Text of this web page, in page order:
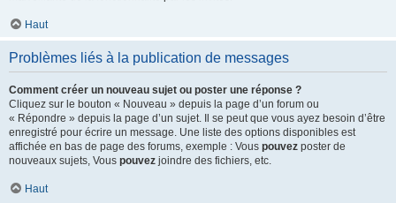
Haut
Problèmes liés à la publication de messages
Comment créer un nouveau sujet ou poster une réponse ?
Cliquez sur le bouton « Nouveau » depuis la page d’un forum ou
« Répondre » depuis la page d’un sujet. Il se peut que vous ayez besoin d’être
enregistré pour écrire un message. Une liste des options disponibles est
affichée en bas de page des forums, exemple : Vous pouvez poster de
nouveaux sujets, Vous pouvez joindre des fichiers, etc.
Haut